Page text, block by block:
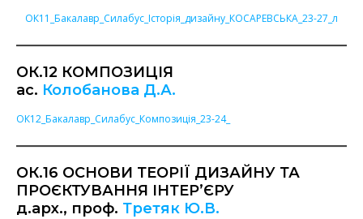
ОК11_Бакалавр_Силабус_Історія_дизайну_КОСАРЕВСЬКА_23-27_л
ОК.12 КОМПОЗИЦІЯ
ас. Колобанова Д.А.
ОК12_Бакалавр_Силабус_Композиція_23-24_
ОК.16 ОСНОВИ ТЕОРІЇ ДИЗАЙНУ ТА
ПРОЄКТУВАННЯ ІНТЕР’ЄРУ
д.арх., проф. Третяк Ю.В.